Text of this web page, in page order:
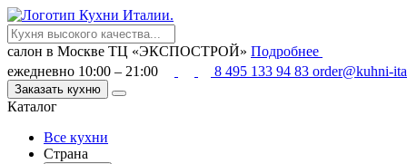
салон в Москве ТЦ «ЭКСПОСТРОЙ» Подробнее
ежедневно 10:00 – 21:00
8 495 133 94 83 order@kuhni-
Заказать кухню
Каталог
Все кухни
Страна